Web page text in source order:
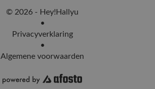
© 2026 - Hey!Hallyu
•
Privacyverklaring
•
Algemene voorwaarden